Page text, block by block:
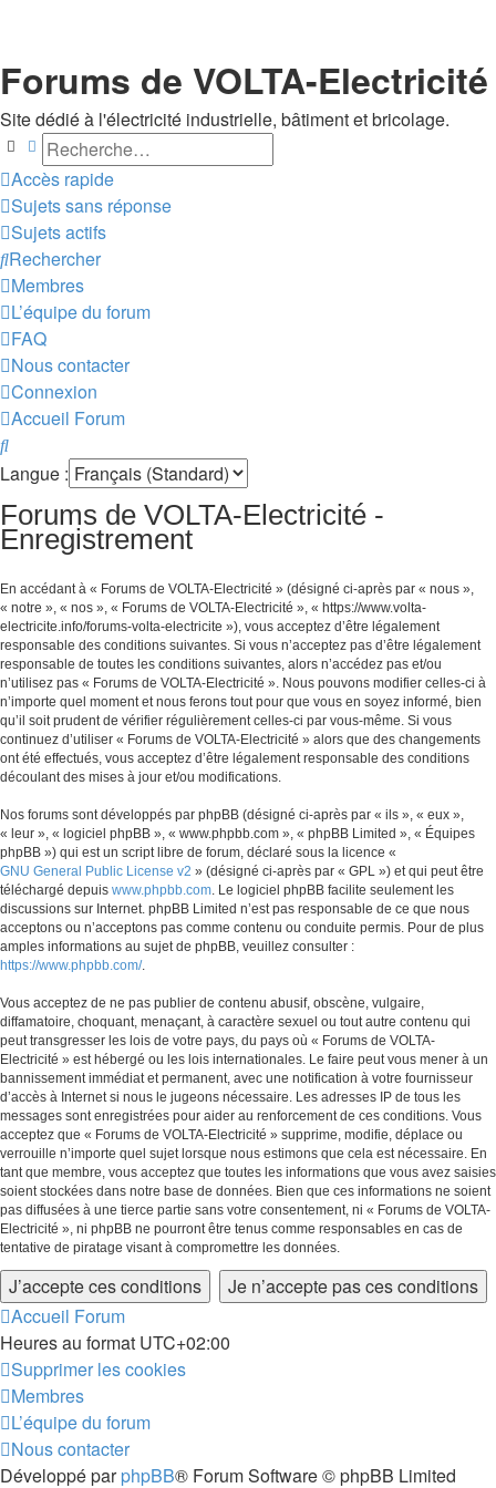
Forums de VOLTA-Electricité
Site dédié à l'électricité industrielle, bâtiment et bricolage.
Rechercher
Recherche avancée
Accès rapide
Sujets sans réponse
Sujets actifs
Rechercher
Membres
L’équipe du forum
FAQ
Nous contacter
Connexion
Accueil Forum
Rechercher
Langue :
Forums de VOLTA-Electricité -
Enregistrement
En accédant à « Forums de VOLTA-Electricité » (désigné ci-après par « nous »,
« notre », « nos », « Forums de VOLTA-Electricité », « https://www.volta-
electricite.info/forums-volta-electricite »), vous acceptez d’être légalement
responsable des conditions suivantes. Si vous n’acceptez pas d’être légalement
responsable de toutes les conditions suivantes, alors n’accédez pas et/ou
n’utilisez pas « Forums de VOLTA-Electricité ». Nous pouvons modifier celles-ci à
n’importe quel moment et nous ferons tout pour que vous en soyez informé, bien
qu’il soit prudent de vérifier régulièrement celles-ci par vous-même. Si vous
continuez d’utiliser « Forums de VOLTA-Electricité » alors que des changements
ont été effectués, vous acceptez d’être légalement responsable des conditions
découlant des mises à jour et/ou modifications.
Nos forums sont développés par phpBB (désigné ci-après par « ils », « eux »,
« leur », « logiciel phpBB », « www.phpbb.com », « phpBB Limited », « Équipes
phpBB ») qui est un script libre de forum, déclaré sous la licence «
GNU General Public License v2 » (désigné ci-après par « GPL ») et qui peut être
téléchargé depuis www.phpbb.com. Le logiciel phpBB facilite seulement les
discussions sur Internet. phpBB Limited n’est pas responsable de ce que nous
acceptons ou n’acceptons pas comme contenu ou conduite permis. Pour de plus
amples informations au sujet de phpBB, veuillez consulter :
https://www.phpbb.com/.
Vous acceptez de ne pas publier de contenu abusif, obscène, vulgaire,
diffamatoire, choquant, menaçant, à caractère sexuel ou tout autre contenu qui
peut transgresser les lois de votre pays, du pays où « Forums de VOLTA-
Electricité » est hébergé ou les lois internationales. Le faire peut vous mener à un
bannissement immédiat et permanent, avec une notification à votre fournisseur
d’accès à Internet si nous le jugeons nécessaire. Les adresses IP de tous les
messages sont enregistrées pour aider au renforcement de ces conditions. Vous
acceptez que « Forums de VOLTA-Electricité » supprime, modifie, déplace ou
verrouille n’importe quel sujet lorsque nous estimons que cela est nécessaire. En
tant que membre, vous acceptez que toutes les informations que vous avez saisies
soient stockées dans notre base de données. Bien que ces informations ne soient
pas diffusées à une tierce partie sans votre consentement, ni « Forums de VOLTA-
Electricité », ni phpBB ne pourront être tenus comme responsables en cas de
tentative de piratage visant à compromettre les données.
Accueil Forum
Heures au format UTC+02:00
Supprimer les cookies
Membres
L’équipe du forum
Nous contacter
Développé parphpBB® Forum Software © phpBB Limited